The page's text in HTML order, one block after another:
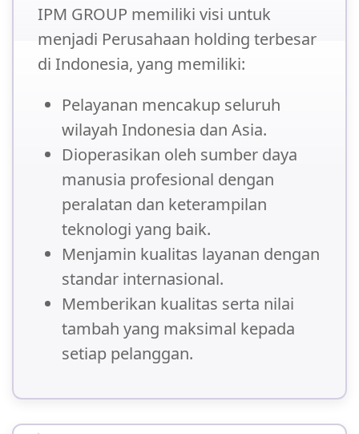
IPM GROUP memiliki visi untuk
menjadi Perusahaan holding terbesar
di Indonesia, yang memiliki:
Pelayanan mencakup seluruh
wilayah Indonesia dan Asia.
Dioperasikan oleh sumber daya
manusia profesional dengan
peralatan dan keterampilan
teknologi yang baik.
Menjamin kualitas layanan dengan
standar internasional.
Memberikan kualitas serta nilai
tambah yang maksimal kepada
setiap pelanggan.